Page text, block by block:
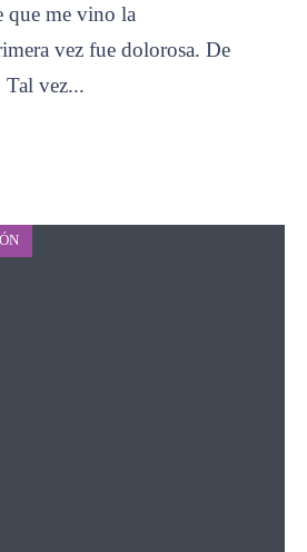
que me vino la
vez fue dolorosa. De
Tal vez...